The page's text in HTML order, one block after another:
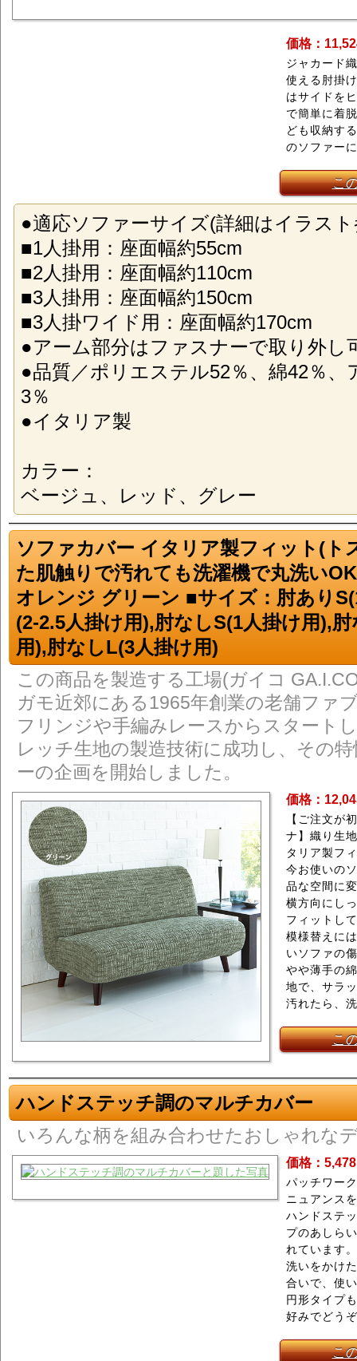
価格：
ジャカード
使える肘掛
はサイドを
で簡単に着
ども収納す
のソファー
こ
●適応ソファーサイズ(詳細はイラス
■1人掛用：座面幅約55cm
■2人掛用：座面幅約110cm
■3人掛用：座面幅約150cm
■3人掛ワイド用：座面幅約170cm
●アーム部分はファスナーで取り外し
●品質／ポリエステル52％、綿42％、
3％
●イタリア製
カラー：
ベージュ、レッド、グレー
ソファカバー イタリア製フィット(ト
た肌触りで汚れても洗濯機で丸洗い
オレンジ グリーン ■サイズ：肘あり
(2-2.5人掛け用),肘なしS(1人掛け用),
用),肘なしL(3人掛け用)
この商品を製造する工場(ガイコ
ガモ近郊にある1965年創業の老舗ファ
フリンジや手編みレースからスタート
レッチ生地の製造技術に成功し、その
ーの企画を開始しました。
価格：
【ご注文が
ナ】織り生
タリア製フ
今お使いの
品な空間に
横方向にし
フィットし
模様替えに
いソファの
やや薄手の
地で、サラ
汚れたら、
こ
ハンドステッチ調のマルチカバー
いろんな柄を組み合わせたおしゃれな
価格：
パッチワー
ニュアンス
ハンドステ
プのあしら
れています。
洗いをかけ
合いで、使
円形タイプ
好みでどう
こ